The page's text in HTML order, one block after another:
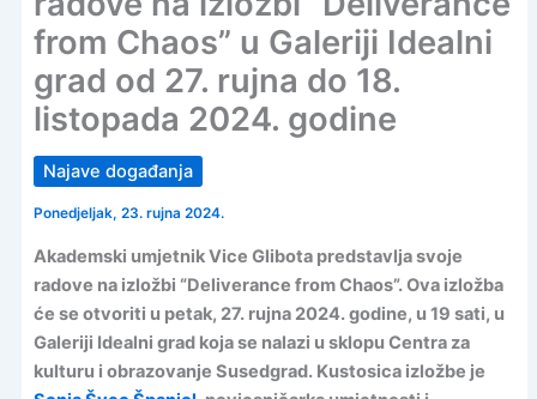
from Chaos” u Galeriji Idealni
grad od 27. rujna do 18.
listopada 2024. godine
Najave događanja
Ponedjeljak, 23. rujna 2024.
Akademski umjetnik Vice Glibota predstavlja svoje
radove na izložbi “Deliverance from Chaos”. Ova izložba
će se otvoriti u petak, 27. rujna 2024. godine, u 19 sati, u
Galeriji Idealni grad koja se nalazi u sklopu Centra za
kulturu i obrazovanje Susedgrad. Kustosica izložbe je